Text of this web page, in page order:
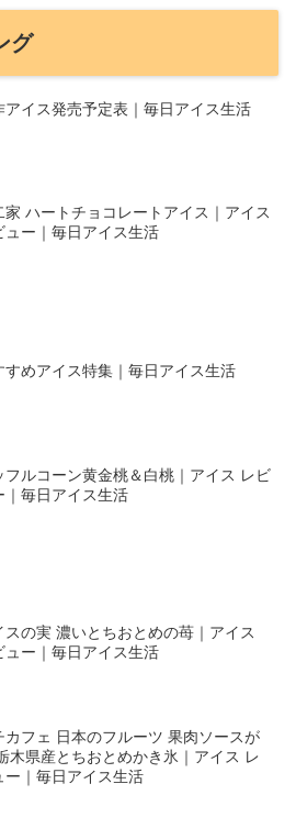
グ
アイス発売予定表｜毎日アイス生活
家 ハートチョコレートアイス｜アイス
ュー｜毎日アイス生活
すめアイス特集｜毎日アイス生活
フルコーン黄金桃＆白桃｜アイス レビ
｜毎日アイス生活
スの実 濃いとちおとめの苺｜アイス
ュー｜毎日アイス生活
カフェ 日本のフルーツ 果肉ソースが
木県産とちおとめかき氷｜アイス レ
ー｜毎日アイス生活